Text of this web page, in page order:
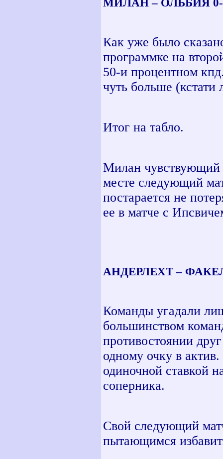
Как уже было
программке на
50-и процентном
чуть больше
Итог на табло.
Милан чувствующий
месте следующий
постарается не
ее в матче с
АНДЕРЛЕХТ –
Команды угадали
большинством
противостоянии
одному очку в
одиночной ставкой
соперника.
Свой следующий
пытающимся